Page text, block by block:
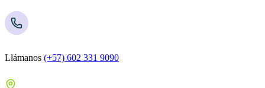
Llámanos (+57) 602 331 9090